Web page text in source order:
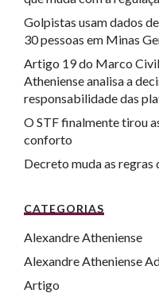
Golpistas usam dados
30 pessoas em Minas
Artigo 19 do Marco
Atheniense analisa a
responsabilidade das
O STF finalmente tirou
conforto
Decreto muda as regras
CATEGORIAS
Alexandre Atheniense
Alexandre Atheniense
Artigo